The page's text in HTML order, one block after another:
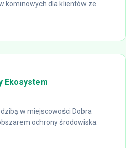
kominowych dla klientów ze
Ekosystem
w miejscowości Dobra
ochrony środowiska.